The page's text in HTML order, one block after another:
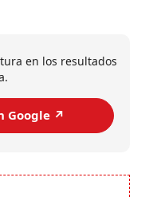
en los resultados
Google ↗️